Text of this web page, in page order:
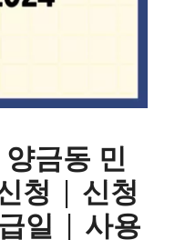
금동 민
청 | 신청
일 | 사용